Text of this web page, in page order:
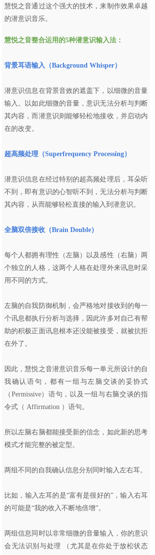
慧悦之音通过这个强大的技术，来制作效果卓越
的潜意识音乐。
慧悦之音整合运用的5种潜意识输入法 ：
背景耳语输入（Background Whisper）
潜意识信息在背景音效的遮盖下，以细微的音量
输入。以如此细微的音量，意识无法分析与判断
其内容，而潜意识则能够轻松地接收，并启动内
在的改变。
超高频处理（Superfrequency Processing）
潜意识信息在经过特别的超高频处理后，耳朵听
不到，即有意识的心智听不到，无法分析与判断
其内容，从而能够轻松直接的输入到潜意识。
全脑双倍接收（Brain Double）
每个人都拥有理性（左脑）以及感性（右脑）两
个独立的人格，这两个人格在处理外来讯息时采
用不同的方式。
左脑的自我防御机制，会严格地对接收到的每一
个讯息都执行分析与选择，因此许多对自己有帮
助的积极正面讯息根本还没能被接受，就被抗拒
在外了。
因此，慧悦之音潜意识音乐每一单元所设计的自
我确认语句，都有一组与左脑交谈的妥协式
（Permissive）语句，以及一组与右脑交谈的指
令式（ Affirmation ）语句。
所以左脑右脑都能接受新的信念，如此新的思考
模式才能完整的被定型。
两组不同的自我确认信息分别同时输入左右耳。
比如，输入左耳的是“富有是很好的”，输入右耳
的可能是“我的收入不断地倍增”。
两组信息同时以非常细微的音量输入，你的意识
会无法识别与处理 （尤其是在你处于放松状态